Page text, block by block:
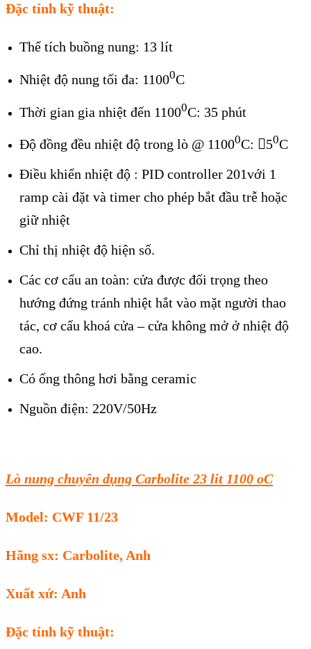
Đặc tính kỹ thuật:
Thể tích buồng nung: 13 lít
Nhiệt độ nung tối đa: 11000C
Thời gian gia nhiệt đến 11000C: 35 phút
Độ đồng đều nhiệt độ trong lò @ 11000C: 50C
Điều khiển nhiệt độ : PID controller 201với 1
ramp cài đặt và timer cho phép bắt đầu trễ hoặc
giữ nhiệt
Chỉ thị nhiệt độ hiện số.
Các cơ cấu an toàn: cửa được đối trọng theo
hướng đứng tránh nhiệt hắt vào mặt người thao
tác, cơ cấu khoá cửa – cửa không mở ở nhiệt độ
cao.
Có ống thông hơi bằng ceramic
Nguồn điện: 220V/50Hz
Lò nung chuyên dụng Carbolite 23 lit 1100 oC
Model: CWF 11/23
Hãng sx: Carbolite, Anh
Xuất xứ: Anh
Đặc tính kỹ thuật: